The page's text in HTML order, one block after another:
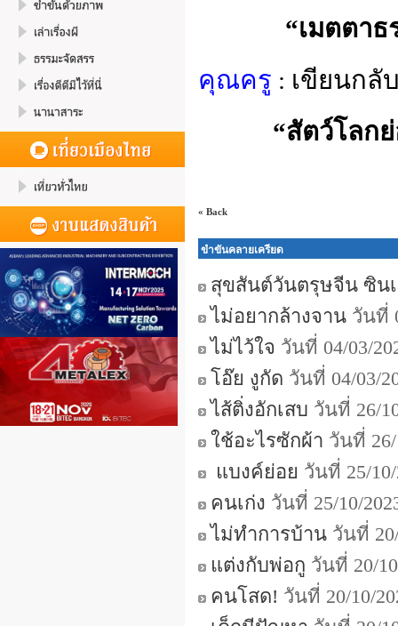
“เมตตา
คุณครู : เขียนกลั
“สัตว์โลกย่อ
« Back
ขำขันคลายเครียด
สุขสันต์วันตรุษจีน ซิน
ไม่อยากล้างจาน วันที่
ไม่ไว้ใจ วันที่ 04/03/
โอ๊ย งูกัด วันที่ 04/03/
ไส้ติ่งอักเสบ วันที่ 26/
ใช้อะไรซักผ้า วันที่
แบงค์ย่อย วันที่ 25/
คนเก่ง วันที่ 25/10/
ไม่ทำการบ้าน วันที่
แต่งกับพ่อกู วันที่ 20/
คนโสด! วันที่ 20/10/